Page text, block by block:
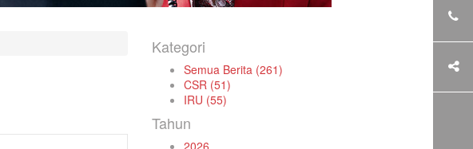
Kategori
Semua Berita (261)
CSR (51)
IRU (55)
Tahun